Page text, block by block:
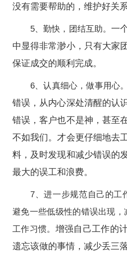
没有需要帮助的，维护好关系
5、勤快，团结互助。 一
中显得非常渺小，只有大家
保证成交的顺利完成。
6、认真细心，做事用心
错误，从内心深处清醒的认
错误，客户也不是神，甚至
不如我们。才会更仔细地去
料，及时发现和减少错误的
最大的误工和浪费。
7、进一步规范自己的工
避免一些低级性的错误出现
工作习惯。 增强自己工作的
遗忘该做的事情，减少丢三